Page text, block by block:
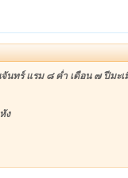
ทร์ แรม ๘ ค่ำ เดือน ๗ ปีมะเ
ง